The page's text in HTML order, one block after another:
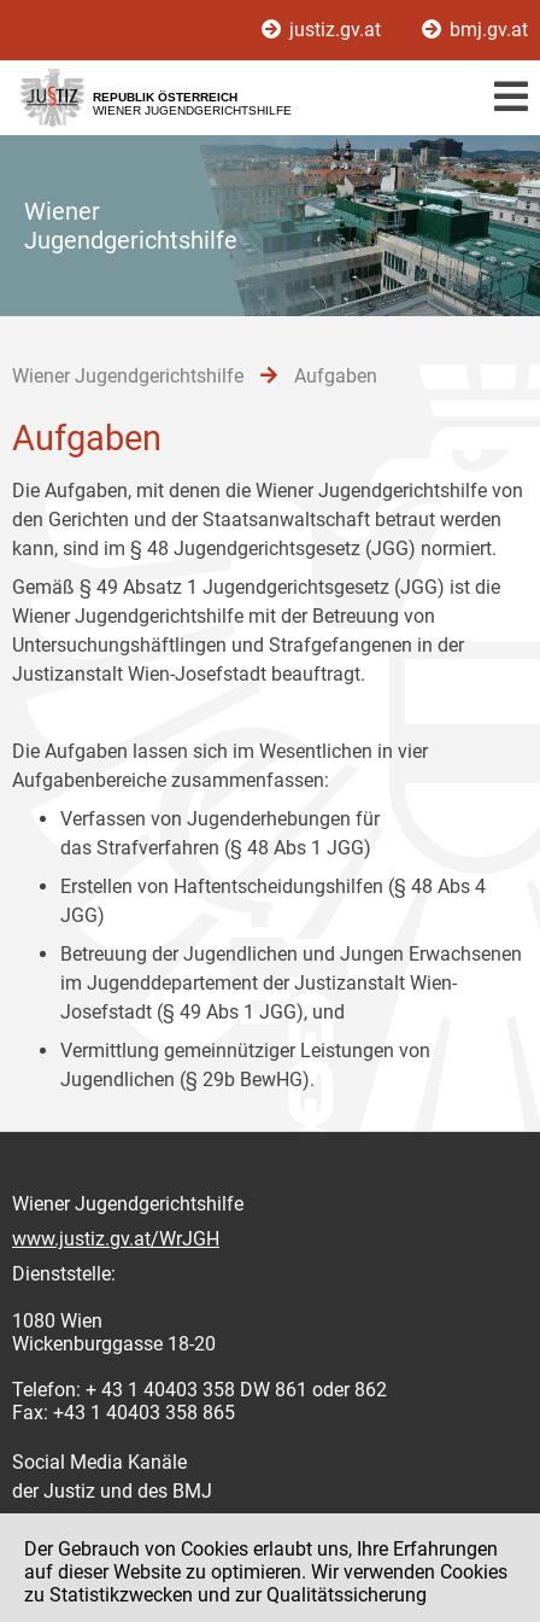
[1]
[2]
[3]
justiz.gv.at bmj.gv.at
REPUBLIK ÖSTERREICH
WIENER JUGENDGERICHTSHILFE
Wiener
Jugendgerichtshilfe
Wiener Jugendgerichtshilfe Aufgaben
Aufgaben
Die Aufgaben, mit denen die Wiener Jugendgerichtshilfe von
den Gerichten und der Staatsanwaltschaft betraut werden
kann, sind im § 48 Jugendgerichtsgesetz (JGG) normiert.
Gemäß § 49 Absatz 1 Jugendgerichtsgesetz (JGG) ist die
Wiener Jugendgerichtshilfe mit der Betreuung von
Untersuchungshäftlingen und Strafgefangenen in der
Justizanstalt Wien-Josefstadt beauftragt.
Die Aufgaben lassen sich im Wesentlichen in vier
Aufgabenbereiche zusammenfassen:
Verfassen von Jugenderhebungen für
das Strafverfahren (§ 48 Abs 1 JGG)
Erstellen von Haftentscheidungshilfen (§ 48 Abs 4
JGG)
Betreuung der Jugendlichen und Jungen Erwachsenen
im Jugenddepartement der Justizanstalt Wien-
Josefstadt (§ 49 Abs 1 JGG), und
Vermittlung gemeinnütziger Leistungen von
Jugendlichen (§ 29b BewHG).
Wiener Jugendgerichtshilfe
www.justiz.gv.at/WrJGH
Dienststelle:
1080 Wien
Wickenburggasse 18-20
Telefon: + 43 1 40403 358 DW 861 oder 862
Fax: +43 1 40403 358 865
Social Media Kanäle
der Justiz und des BMJ
Impressum
Der Gebrauch von Cookies erlaubt uns, Ihre Erfahrungen
auf dieser Website zu optimieren. Wir verwenden Cookies
zu Statistikzwecken und zur Qualitätssicherung